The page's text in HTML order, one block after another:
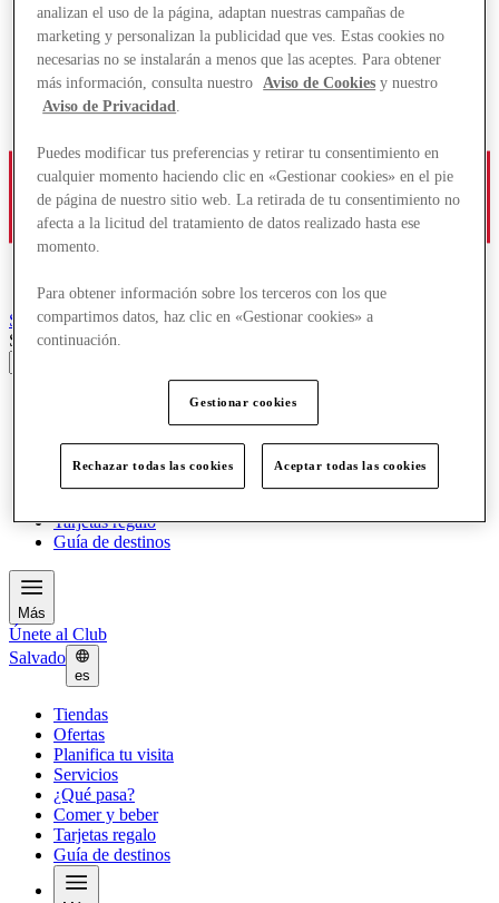
SerravalleDesigner Outlet
Search input
Planifica tu visita
Servicios
Tarjetas regalo
Guía de destinos
Más
Únete al Club
Salvado
es
Tiendas
Ofertas
Planifica tu visita
Servicios
¿Qué pasa?
Comer y beber
Tarjetas regalo
Guía de destinos
analizan el uso de la página, adaptan nuestras campañas de
marketing y personalizan la publicidad que ves. Estas cookies no
necesarias no se instalarán a menos que las aceptes. Para obtener
más información, consulta nuestro
Aviso de Cookies y nuestro
Aviso de Privacidad
Puedes modificar tus preferencias y retirar tu consentimiento en
cualquier momento haciendo clic en «Gestionar cookies» en el pie
de página de nuestro sitio web. La retirada de tu consentimiento no
afecta a la licitud del tratamiento de datos realizado hasta ese
momento.
Para obtener información sobre los terceros con los que
compartimos datos, haz clic en «Gestionar cookies» a
continuación.
Gestionar cookies
Rechazar todas las cookies Aceptar todas las cookies